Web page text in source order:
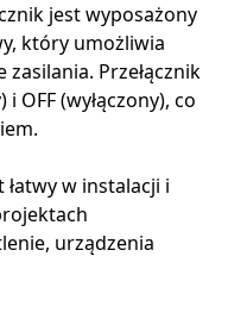
jest wyposażony
który umożliwia
zasilania. Przełącznik
OFF (wyłączony), co
łatwy w instalacji i
urządzenia